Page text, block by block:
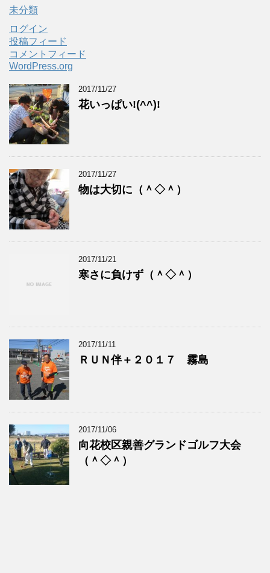
未分類
ログイン
投稿フィード
コメントフィード
WordPress.org
2017/11/27
花いっぱい!(^^)!
2017/11/27
物は大切に（＾◇＾）
2017/11/21
寒さに負けず（＾◇＾）
2017/11/11
ＲＵＮ伴＋２０１７ 霧島
2017/11/06
向花校区親善グランドゴルフ大会
（＾◇＾）